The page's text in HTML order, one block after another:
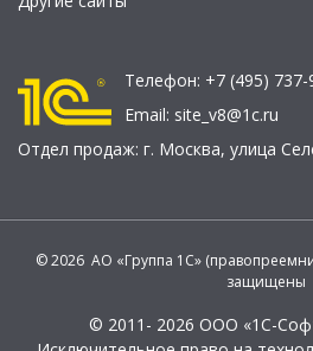
Телефон: +7 (495)
Email: site_v8@1c.ru
Отдел продаж: г. Москва, улица
© 2026 АО «Группа 1С»
защищены
© 2011- 2026 ООО «1С-